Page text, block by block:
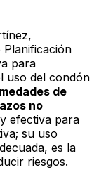
Planificación
para
uso del condón
de
no
efectiva para
su uso
es la
riesgos.